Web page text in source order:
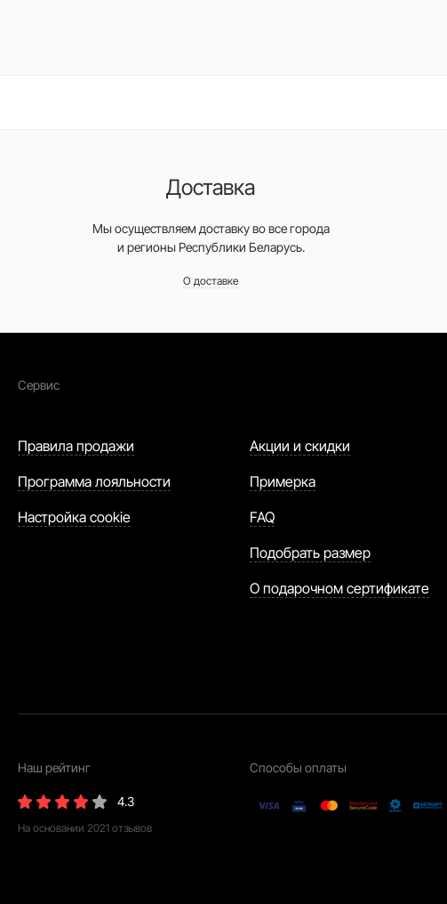
Доставка
Мы осуществляем доставку во все города
и регионы Республики Беларусь.
О доставке
Сервис
Правила продажи
Программа лояльности
Настройка cookie
Акции и скидки
Примерка
FAQ
Подобрать размер
О подарочном сертификате
Наш рейтинг
4.3
На основании 2021 отзывов
Способы оплаты